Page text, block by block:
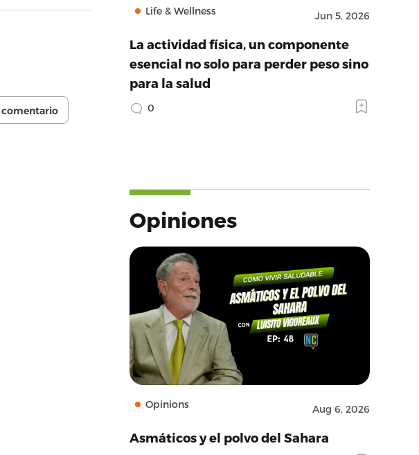
Life & Wellness Jun 5, 2026
La actividad física, un componente
esencial no solo para perder peso sino
para la salud
0
Opiniones
Opinions Aug 6, 2026
Asmáticos y el polvo del Sahara